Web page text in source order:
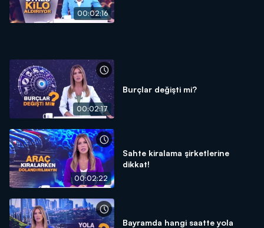
00:02:16
00:02:17
Burçlar değişti mi?
00:02:22
Sahte kiralama şirketlerine
dikkat!
Bayramda hangi saatte yola